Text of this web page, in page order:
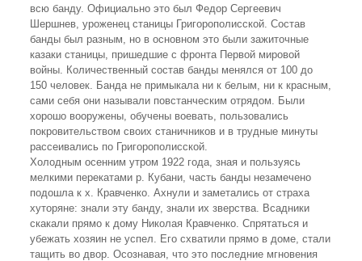
всю банду. Официально это был Федор Сергеевич
Шершнев, уроженец станицы Григорополисской. Состав
банды был разным, но в основном это были зажиточные
казаки станицы, пришедшие с фронта Первой мировой
войны. Количественный состав банды менялся от 100 до
150 человек. Банда не примыкала ни к белым, ни к красным,
сами себя они называли повстанческим отрядом. Были
хорошо вооружены, обучены воевать, пользовались
покровительством своих станичников и в трудные минуты
рассеивались по Григорополисской.
Холодным осенним утром 1922 года, зная и пользуясь
мелкими перекатами р. Кубани, часть банды незамечено
подошла к х. Кравченко. Ахнули и заметались от страха
хуторяне: знали эту банду, знали их зверства. Всадники
скакали прямо к дому Николая Кравченко. Спрятаться и
убежать хозяин не успел. Его схватили прямо в доме, стали
тащить во двор. Осознавая, что это последние мгновения